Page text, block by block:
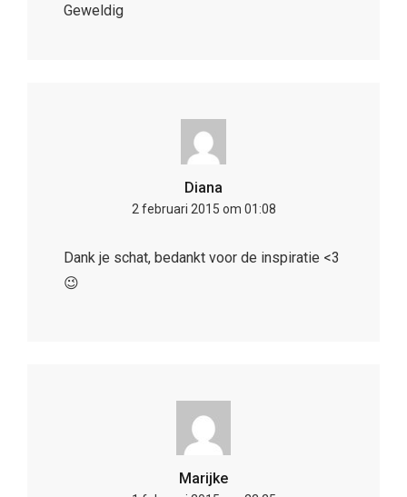
Geweldig
Diana
2 februari 2015 om 01:08
Dank je schat, bedankt voor de inspiratie <3
😉
Marijke